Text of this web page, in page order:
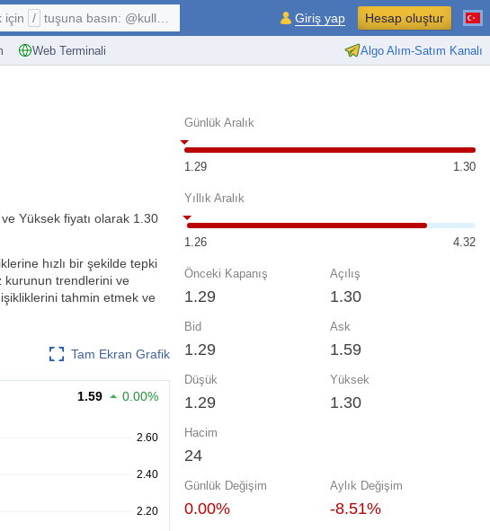
Web Terminali Algo Alım-Satım Kanalı
için / tuşuna basın: @kullanıcı, $sembol, ... Giriş yap Hesap oluştur
Yüksek fiyatı olarak 1.30
hızlı bir şekilde tepki
kurunun trendlerini ve
tahmin etmek ve
Tam Ekran Grafik
1.59 0.00%
Günlük Aralık
1.29 1.30
Yıllık Aralık
1.26 4.32
Önceki Kapanış
1.29
Açılış
1.30
Bid
1.29
Ask
1.59
Düşük
1.29
Yüksek
1.30
Hacim
24
Günlük Değişim
0.00%
Aylık Değişim
-8.51%